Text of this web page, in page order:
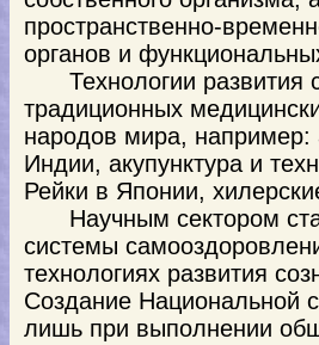
пространственно-
органов и
Технологии развития
традиционных
народов мира, например:
Индии, акупунктура и
Рейки в Японии,
Научным сектором
системы
технологиях развития
Создание Национальной
лишь при выполнении